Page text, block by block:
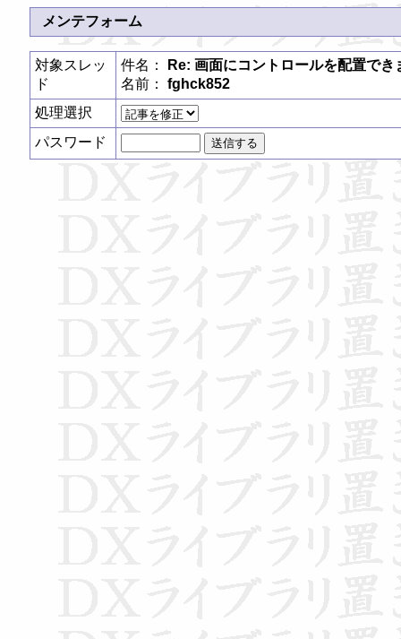
メンテフォーム
対象スレッ
ド
件名：
Re: 画面にコントロールを配置でき
名前： fghck852
処理選択
パスワード